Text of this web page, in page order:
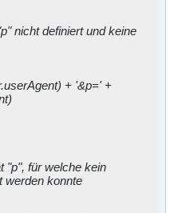
nicht definiert und keine
+ '&p=' +
"p", für welche kein
werden konnte